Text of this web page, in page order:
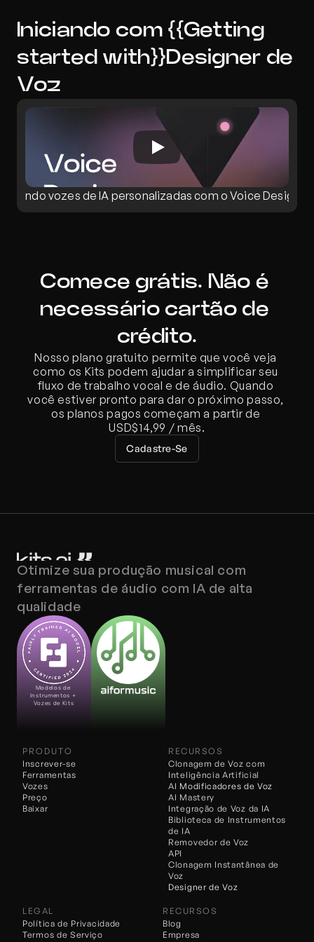
Iniciando com {{Getting
started with}}Designer de
Voz
Criando vozes de IA personalizadas com o Voice Designer
Comece grátis. Não é
necessário cartão de
crédito.
Nosso plano gratuito permite que você veja
como os Kits podem ajudar a simplificar seu
fluxo de trabalho vocal e de áudio. Quando
você estiver pronto para dar o próximo passo,
os planos pagos começam a partir de
USD$14,99 / mês.
Cadastre-Se
Otimize sua produção musical com
ferramentas de áudio com IA de alta
qualidade
Modelos de
Instrumentos +
Vozes de Kits
PRODUTO
Inscrever-se
Ferramentas
Vozes
Preço
Baixar
RECURSOS
Clonagem de Voz com
Inteligência Artificial
Integração de Voz da IA
AI Modificadores de Voz
AI Mastery
Biblioteca de Instrumentos
de IA
Removedor de Voz
API
Clonagem Instantânea de
Voz
Designer de Voz
LEGAL
Política de Privacidade
Termos de Serviço
RECURSOS
Blog
Empresa